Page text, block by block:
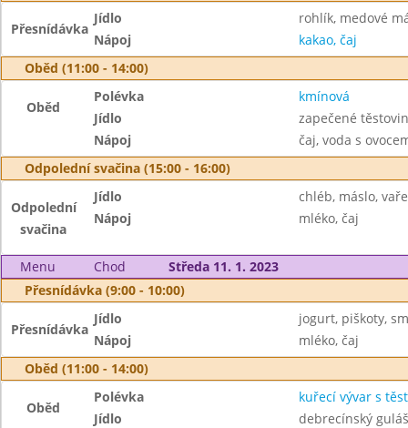
Přesnídávka
Jídlo
rohlík, medové
Nápoj
kakao, čaj
Oběd (11:00 - 14:00)
Oběd
Polévka
kmínová
Jídlo
zapečené
Nápoj
čaj, voda s
Odpolední svačina (15:00 - 16:00)
Odpolední
svačina
Jídlo
chléb, máslo,
Nápoj
mléko, čaj
Menu Chod
Středa 11. 1. 2023
Přesnídávka (9:00 - 10:00)
Přesnídávka
Jídlo
jogurt, piškoty,
Nápoj
mléko, čaj
Oběd (11:00 - 14:00)
Oběd
Polévka
kuřecí vývar s
Jídlo
debrecínský